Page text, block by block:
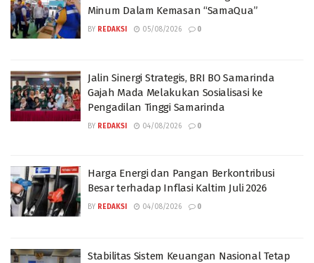
Minum Dalam Kemasan “SamaQua”
BY REDAKSI 05/08/2026 0
Jalin Sinergi Strategis, BRI BO Samarinda
Gajah Mada Melakukan Sosialisasi ke
Pengadilan Tinggi Samarinda
BY REDAKSI 04/08/2026 0
Harga Energi dan Pangan Berkontribusi
Besar terhadap Inflasi Kaltim Juli 2026
BY REDAKSI 04/08/2026 0
Stabilitas Sistem Keuangan Nasional Tetap